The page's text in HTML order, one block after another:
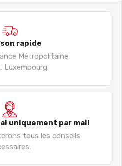
rapide
Métropolitaine,
Luxembourg.
uniquement par mail
tous les conseils